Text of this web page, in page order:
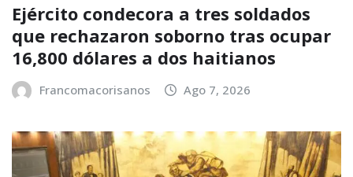
Ejército condecora a tres soldados
que rechazaron soborno tras ocupar
16,800 dólares a dos haitianos
Francomacorisanos Ago 7, 2026